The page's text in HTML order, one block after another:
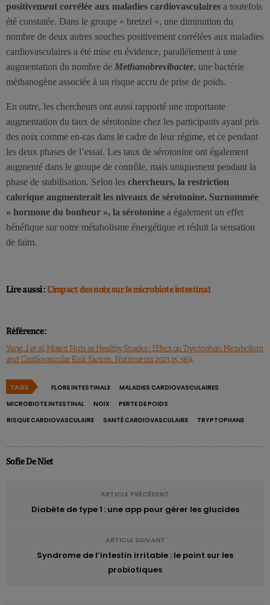
positivement corrélée aux maladies cardiovasculaires a toutefois
été constatée. Dans le groupe « bretzel », une diminution du
nombre de deux autres souches positivement corrélées aux maladies
cardiovasculaires a été mise en évidence, parallèlement à une
augmentation du nombre de Methanobrevibacter, une bactérie
méthanogène associée à un risque accru de prise de poids.
En outre, les chercheurs ont aussi rapporté une importante
augmentation du taux de sérotonine chez les participants ayant pris
des noix comme en-cas dans le cadre de leur régime, et ce pendant
les deux phases de l’essai. Les taux de sérotonine ont également
augmenté dans le groupe de contrôle, mais uniquement pendant la
phase de stabilisation. Selon les chercheurs, la restriction
calorique augmenterait les niveaux de sérotonine. Surnommée
« hormone du bonheur », la sérotonine a également un effet
bénéfique sur notre métabolisme énergétique et réduit la sensation
de faim.
Lire aussi :L’impact des noix sur le microbiote intestinal
Référence :
Yang, J. et al, Mixed Nuts as Healthy Snacks : Effect on Tryptophan Metabolism
and Cardiovascular Risk Factors. Nutriments 2023, 15, 569.
TAGS FLORE INTESTINALE
MALADIES CARDIOVASCULAIRES
MICROBIOTE INTESTINAL
NOIX
PERTE DE POIDS
RISQUE CARDIOVASCULAIRE
SANTÉ CARDIOVASCULAIRE TRYPTOPHANE
Sofie De Niet
ARTICLE PRÉCÉDENT
Diabète de type 1 : une app pour gérer les glucides
ARTICLE SUIVANT
Syndrome de l’intestin irritable : le point sur les
probiotiques